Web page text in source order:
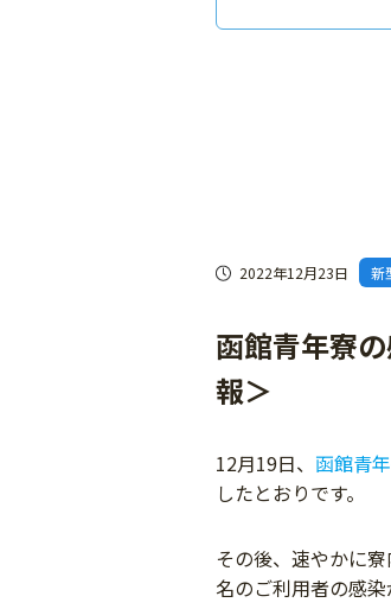
2022年12月23日 新
函館青年寮
報＞
12月19日、 函館青
したとおりです。
その後、速やかに
名のご利用者の感